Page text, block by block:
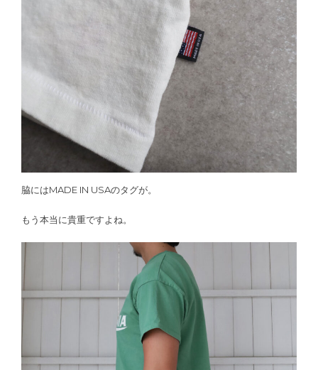
脇にはMADE IN USAのタグが。
もう本当に貴重ですよね。